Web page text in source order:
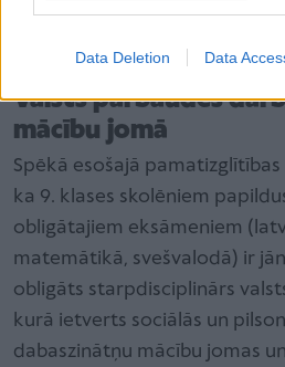
Data Deletion Data
Valsts pārbaudes
mācību jomā
Spēkā esošajā
ka 9. klases skolēniem
obligātajiem eksāmeniem
matemātikā, svešvalodā) ir
obligāts starpdisciplinārs
kurā ietverts sociālās un
dabaszinātņu mācību jomas